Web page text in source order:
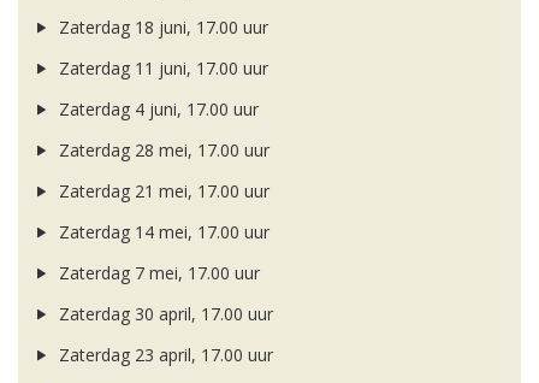
Zaterdag 18 juni, 17.00 uur
Zaterdag 11 juni, 17.00 uur
Zaterdag 4 juni, 17.00 uur
Zaterdag 28 mei, 17.00 uur
Zaterdag 21 mei, 17.00 uur
Zaterdag 14 mei, 17.00 uur
Zaterdag 7 mei, 17.00 uur
Zaterdag 30 april, 17.00 uur
Zaterdag 23 april, 17.00 uur